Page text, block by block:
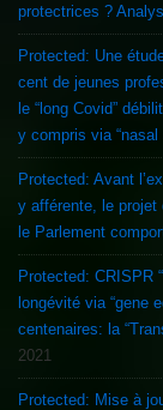
protectrices ?
Protected: Une
cent de jeunes
le “long Covid”
y compris via “nasal
Protected: Avant
y afférente, le projet
le Parlement
Protected: CRISPR
longévité via “gene
centenaires: la
2021
Protected: Mise à